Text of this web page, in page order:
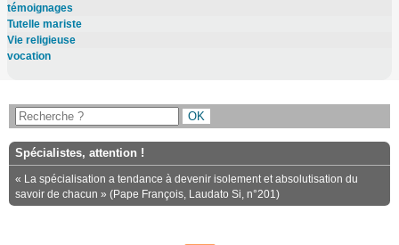
témoignages
Tutelle mariste
Vie religieuse
vocation
Spécialistes, attention !
« La spécialisation a tendance à devenir isolement et absolutisation du
savoir de chacun » (Pape François, Laudato Si, n°201)